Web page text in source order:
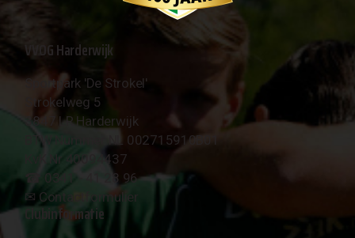
VVOG Harderwijk
Sportpark 'De Strokel'
Strokelweg 5
3847 LR Harderwijk
BTW Nummer NL 002715910B01
KvK Nr 40094437
☎︎ 0341 - 41 28 96
✉︎ Contactformulier
Clubinformatie